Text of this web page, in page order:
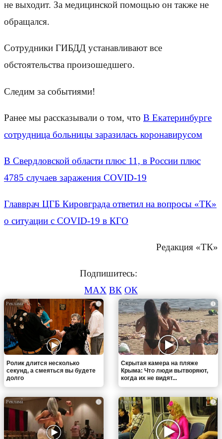
не выходит. За медицинской помощью он также не
обращался.
Сотрудники ГИБДД устанавливают все
обстоятельства произошедшего.
Следим за событиями!
Ранее мы рассказывали о том, что В Екатеринбурге
сотрудница больницы заразилась коронавирусом
В Свердловской области плюс 11, в России плюс
4785 случаев заражения COVID-19
Главврач ЦГБ Кировграда ответил на вопросы «ТК»
о ситуации с COVID-19 в КГО
Редакция «ТК»
Подпишитесь:
MAX ВК ОК
i
Ролик длится несколько
секунд, а смеяться вы будете
долго
i
Скрытая камера на пляже
Крыма: Что люди вытворяют,
когда их не видят...
i i